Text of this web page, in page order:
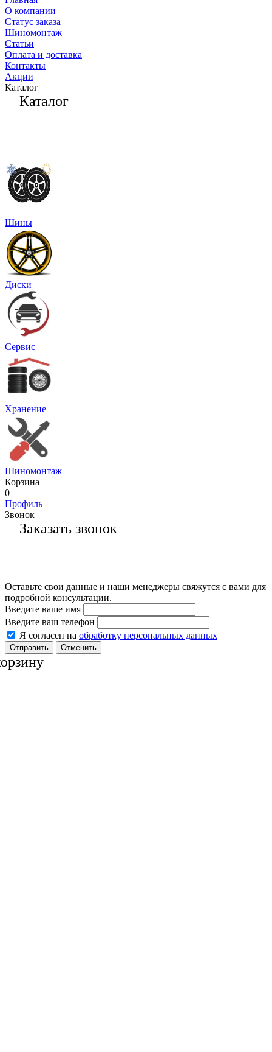
О компании
Статус заказа
Шиномонтаж
Статьи
Оплата и доставка
Контакты
Акции
Каталог
Каталог
Шины
Диски
Сервис
Хранение
Шиномонтаж
Корзина
0
Профиль
Звонок
Заказать звонок
Оставьте свои данные и наши менеджеры свяжутся с вами для
подробной консультации.
Введите ваше имя
Введите ваш телефон
Я согласен на обработку персональных данных
Отменить